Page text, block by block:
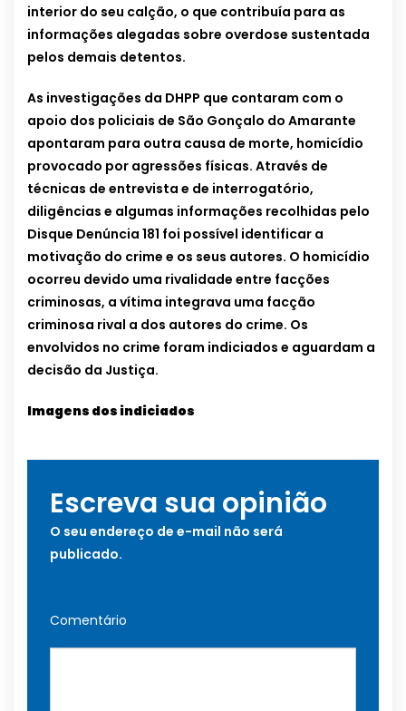
interior do seu calção, o que contribuía para as
informações alegadas sobre overdose sustentada
pelos demais detentos.
As investigações da DHPP que contaram com o
apoio dos policiais de São Gonçalo do Amarante
apontaram para outra causa de morte, homicídio
provocado por agressões físicas. Através de
técnicas de entrevista e de interrogatório,
diligências e algumas informações recolhidas pelo
Disque Denúncia 181 foi possível identificar a
motivação do crime e os seus autores. O homicídio
ocorreu devido uma rivalidade entre facções
criminosas, a vítima integrava uma facção
criminosa rival a dos autores do crime. Os
envolvidos no crime foram indiciados e aguardam a
decisão da Justiça.
Imagens dos indiciados
Escreva sua opinião
O seu endereço de e-mail não será
publicado.
Comentário